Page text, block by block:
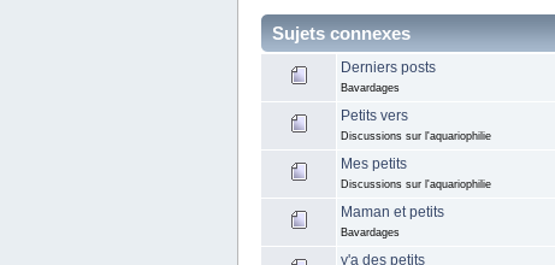
Sujets connexes
Derniers posts
Bavardages
Petits vers
Discussions sur l'aquariophilie
Mes petits
Discussions sur l'aquariophilie
Maman et petits
Bavardages
y'a des petits